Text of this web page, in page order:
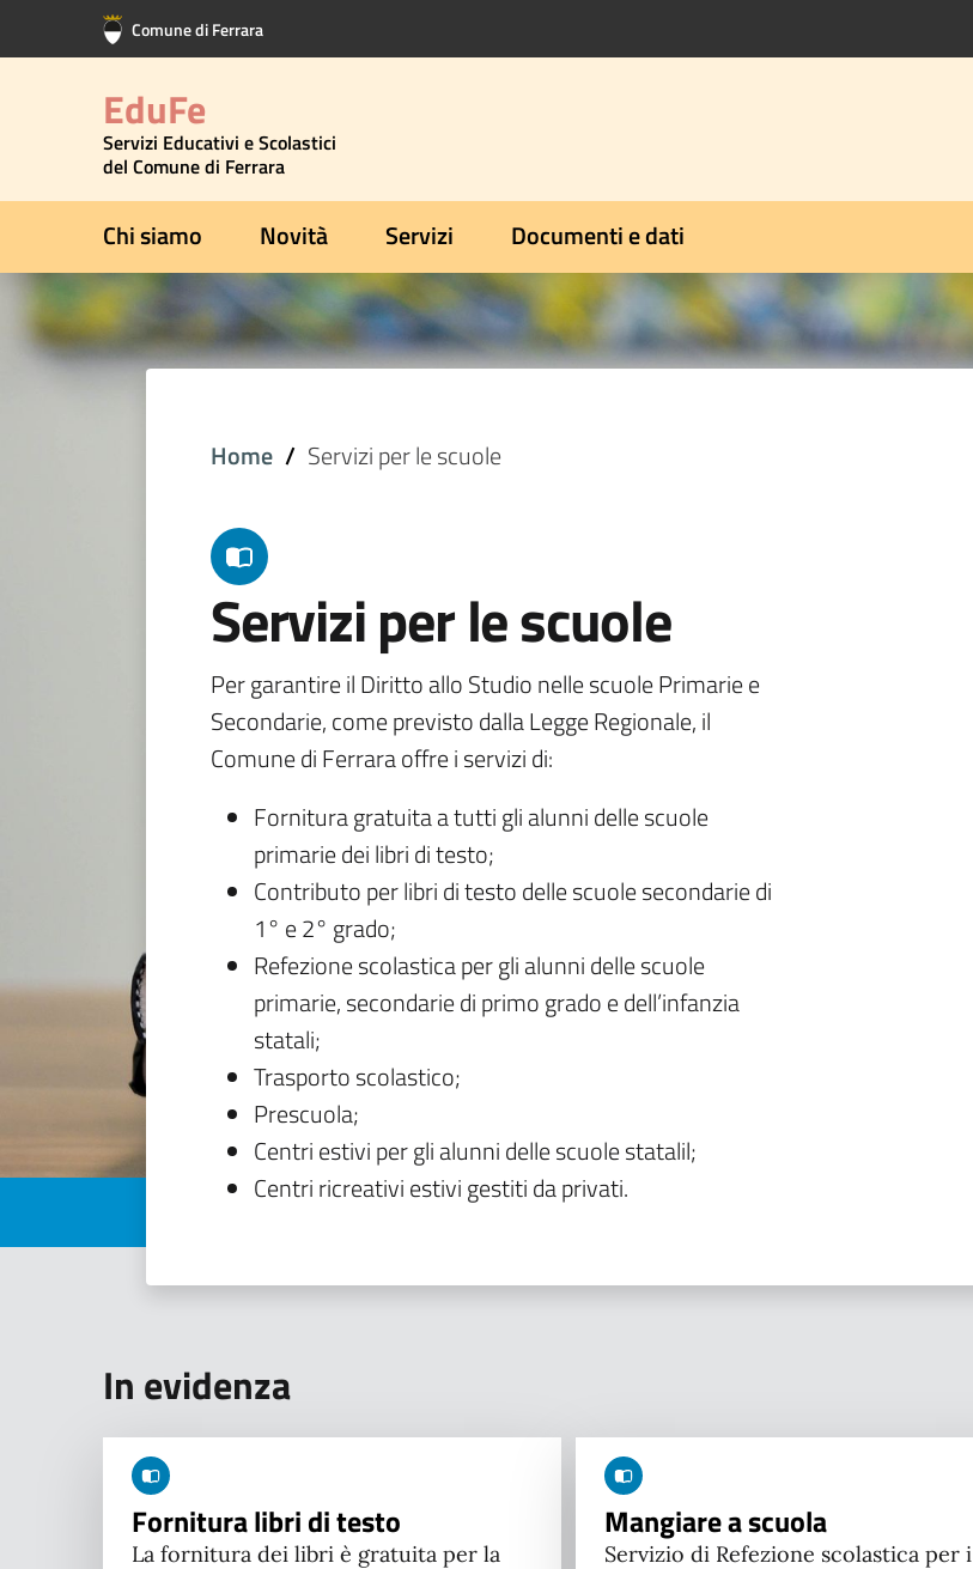
Vai al contenuto principale
Vai al footer Comune di Ferrara
EduFe
Servizi Educativi e Scolastici
del Comune di Ferrara
Chi siamo Novità Servizi Documenti e dati
Home Servizi per le scuole
Servizi per le scuole
Per garantire il Diritto allo Studio nelle scuole Primarie e
Secondarie, come previsto dalla Legge Regionale, il
Comune di Ferrara offre i servizi di:
Fornitura gratuita a tutti gli alunni delle scuole
primarie dei libri di testo;
Contributo per libri di testo delle scuole secondarie di
1° e 2° grado;
Refezione scolastica per gli alunni delle scuole
primarie, secondarie di primo grado e dell’infanzia
statali;
Trasporto scolastico;
Prescuola;
Centri estivi per gli alunni delle scuole statalil;
Centri ricreativi estivi gestiti da privati.
In evidenza
Fornitura libri di testo
La fornitura dei libri è gratuita per la
Mangiare a scuola
Servizio di Refezione scolastica per i